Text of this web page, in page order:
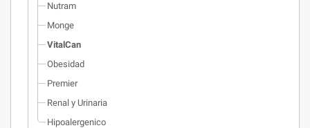
Nutram
Monge
VitalCan
Obesidad
Premier
Renal y Urinaria
Hipoalergenico